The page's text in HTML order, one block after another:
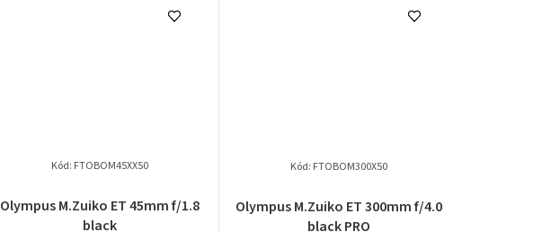
Olympus M.Zuiko ET 45mm f/1.8
black
Kód: FTOBOM45XX50
Olympus M.Zuiko ET 300mm f/4.0
black PRO
Kód: FTOBOM300X50